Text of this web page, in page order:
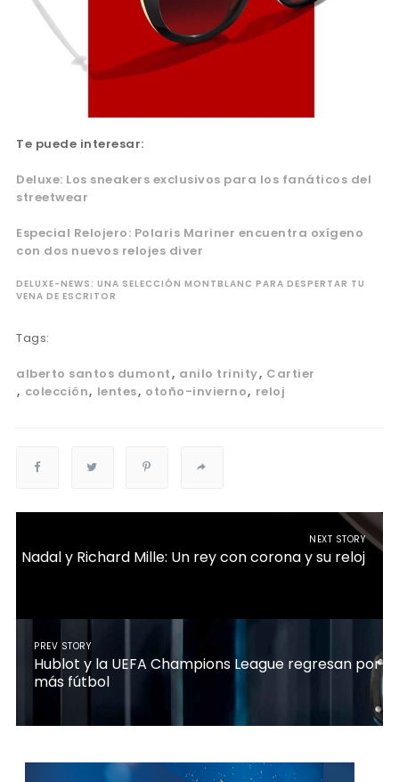
Te puede interesar:
Deluxe: Los sneakers exclusivos para los fanáticos del
streetwear
Especial Relojero: Polaris Mariner encuentra oxígeno
con dos nuevos relojes diver
DELUXE-NEWS: UNA SELECCIÓN MONTBLANC PARA DESPERTAR TU
VENA DE ESCRITOR
Tags:
alberto santos dumont anilo trinity Cartier
colección
lentes otoño-invierno reloj
NEXT STORY
Nadal y Richard Mille: Un rey con corona y su reloj
PREV STORY
Hublot y la UEFA Champions League regresan por
más fútbol